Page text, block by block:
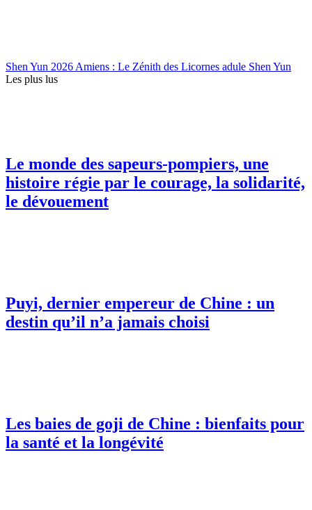
Shen Yun 2026 Amiens : Le Zénith des Licornes adule Shen Yun
Les plus lus
Le monde des sapeurs-pompiers, une
histoire régie par le courage, la solidarité,
le dévouement
Puyi, dernier empereur de Chine : un
destin qu’il n’a jamais choisi
Les baies de goji de Chine : bienfaits pour
la santé et la longévité